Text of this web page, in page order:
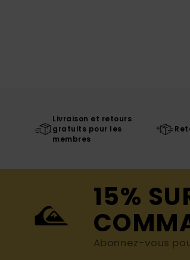
Livraison et retours
gratuits pour les
membres
15%
Abonnez-vous